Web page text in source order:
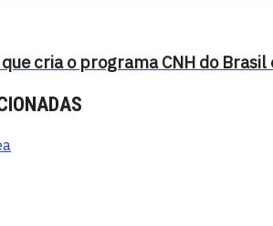
cria o programa CNH do